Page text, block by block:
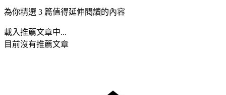
為你精選 3 篇值得延伸閱讀的內容
載入推薦文章中...
目前沒有推薦文章